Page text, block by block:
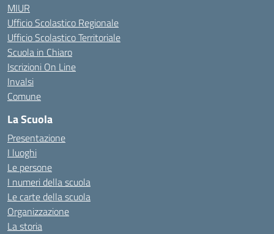
MIUR
Ufficio Scolastico Regionale
Ufficio Scolastico Territoriale
Scuola in Chiaro
Iscrizioni On Line
Invalsi
Comune
La Scuola
Presentazione
I luoghi
Le persone
I numeri della scuola
Le carte della scuola
Organizzazione
La storia